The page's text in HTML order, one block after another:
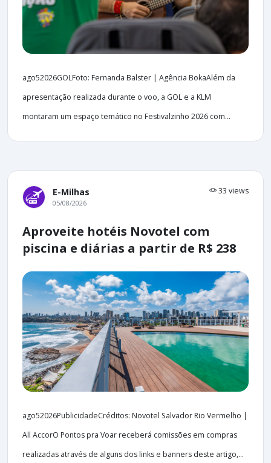
ago52026GOLFoto: Fernanda Balster | Agência BokaAlém da
apresentação realizada durante o voo, a GOL e a KLM
montaram um espaço temático no Festivalzinho 2026 com...
E-Milhas 33 views
05/08/2026
Aproveite hotéis Novotel com
piscina e diárias a partir de R$ 238
ago52026PublicidadeCréditos: Novotel Salvador Rio Vermelho |
All AccorO Pontos pra Voar receberá comissões em compras
realizadas através de alguns dos links e banners deste artigo,...